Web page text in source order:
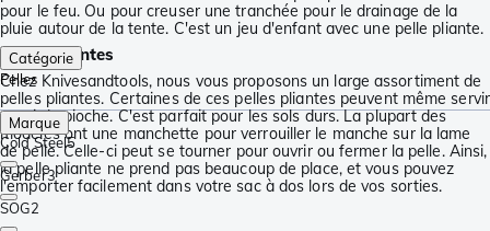
pour le feu. Ou pour creuser une tranchée pour le drainage de la
pluie autour de la tente. C'est un jeu d'enfant avec une pelle pliante.
Pelles pliantes
Chez Knivesandtools, nous vous proposons un large assortiment de
pelles pliantes. Certaines de ces pelles pliantes peuvent même servir
aussi de pioche. C'est parfait pour les sols durs. La plupart des
modèles ont une manchette pour verrouiller le manche sur la lame
de pelle. Celle-ci peut se tourner pour ouvrir ou fermer la pelle. Ainsi,
la pelle pliante ne prend pas beaucoup de place, et vous pouvez
l'emporter facilement dans votre sac à dos lors de vos sorties.
Catégorie
Pelles
Marque
Cold Steel5
Gerber3
SOG2